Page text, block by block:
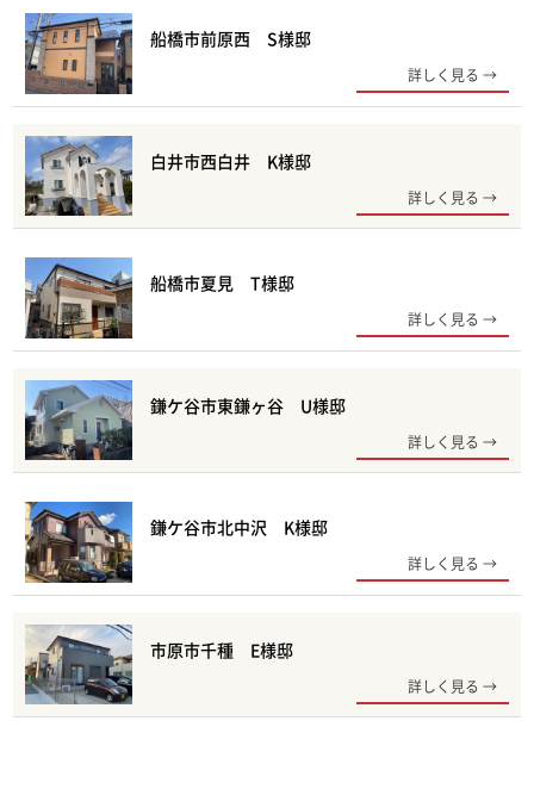
船橋市前原西 S様邸
詳しく見る
白井市西白井 K様邸
詳しく見る
船橋市夏見 T様邸
詳しく見る
鎌ケ谷市東鎌ヶ谷 U様邸
詳しく見る
鎌ケ谷市北中沢 K様邸
詳しく見る
市原市千種 E様邸
詳しく見る